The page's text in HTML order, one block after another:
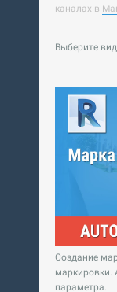
каналах в
Выберите
Создание
маркировки.
параметра.